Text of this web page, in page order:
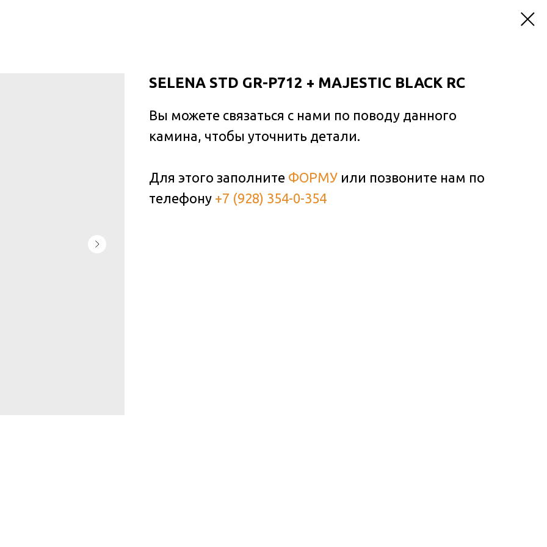
SELENA STD GR-P712 + MAJESTIC BLACK RC
Вы можете связаться с нами по поводу данного
камина, чтобы уточнить детали.
Для этого заполните ФОРМУ или позвоните нам по
телефону +7 (928) 354-0-354